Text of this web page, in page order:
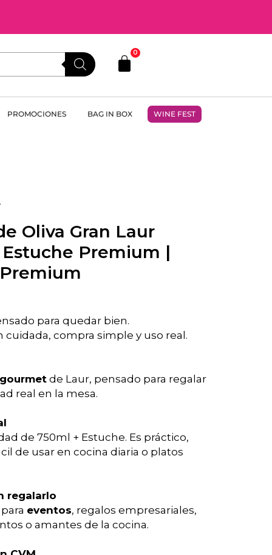
0
PROMOCIONES BAG IN BOX WINE FEST
Oliva Gran Laur
Premium |
para quedar bien.
cuidada, compra simple y uso real.
de Laur, pensado para regalar
real en la mesa.
de 750ml + Estuche. Es práctico,
de usar en cocina diaria o platos
regalarlo
eventos, regalos empresariales,
o amantes de la cocina.